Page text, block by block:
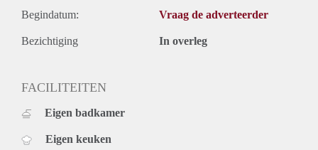
Begindatum: Vraag de adverteerder
Bezichtiging In overleg
FACILITEITEN
Eigen badkamer
Eigen keuken